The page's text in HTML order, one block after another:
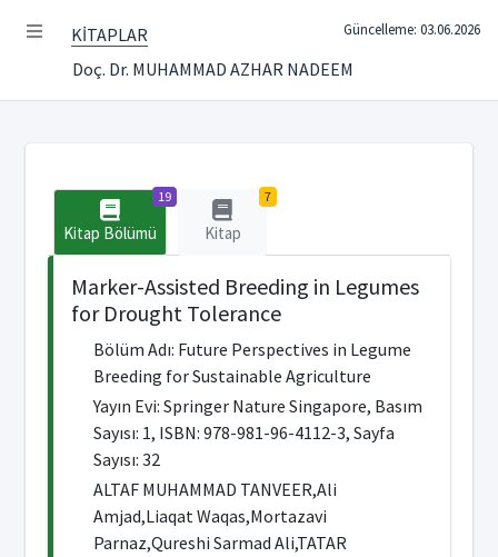
KİTAPLAR
Doç. Dr. MUHAMMAD AZHAR NADEEM
Güncelleme: 03.06.2026
19
Kitap Bölümü
7
Kitap
Marker-Assisted Breeding in Legumes
for Drought Tolerance
Bölüm Adı: Future Perspectives in Legume
Breeding for Sustainable Agriculture
Yayın Evi: Springer Nature Singapore, Basım
Sayısı: 1, ISBN: 978-981-96-4112-3, Sayfa
Sayısı: 32
ALTAF MUHAMMAD TANVEER,Ali
Amjad,Liaqat Waqas,Mortazavi
Parnaz,Qureshi Sarmad Ali,TATAR